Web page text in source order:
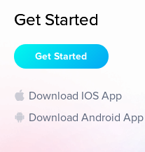
Get Started
Get Started
Download IOS App
Download Android App